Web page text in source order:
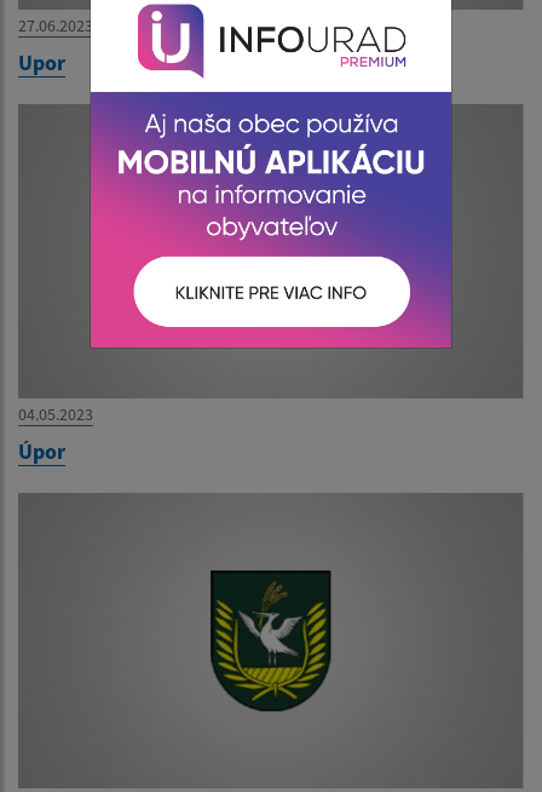
27.06.2023
Upor
04.05.2023
Úpor